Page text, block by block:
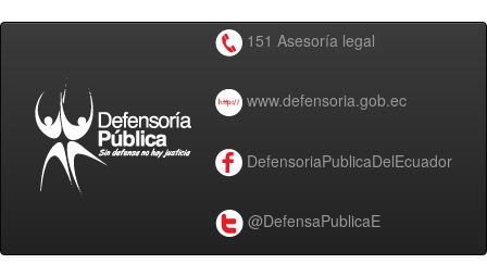
151 Asesoría legal
www.defensoria.gob.ec
DefensoriaPublicaDelEcuador
@DefensaPublicaE